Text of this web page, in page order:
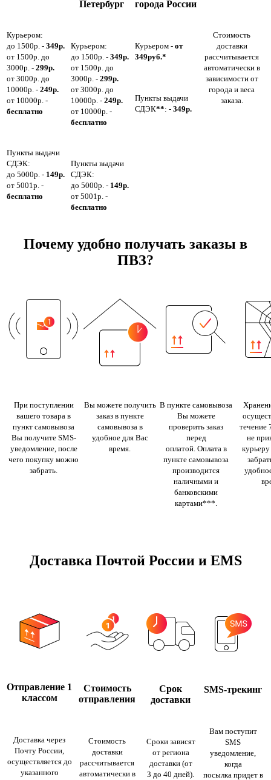
Курьером:
до 1500р. - 349р.
от 1500р. до
3000р. - 299р.
от 3000р. до
10000р. - 249р.
от 10000р. -
бесплатно
Пункты выдачи
СДЭК:
до 5000р. - 149р.
от 5001р. -
бесплатно
Петербург
Курьером:
до 1500р. - 349р.
от 1500р. до
3000р. - 299р.
от 3000р. до
10000р. - 249р.
от 10000р. -
бесплатно
Пункты выдачи
СДЭК:
до 5000р. - 149р.
от 5001р. -
бесплатно
города России
Курьером - от
349руб.*
Пункты выдачи
СДЭК**: - 349р.
Стоимость
доставки
рассчитывается
автоматически в
зависимости от
города и веса
заказа.
Почему удобно получать заказы в
ПВЗ?
При поступлении
вашего товара в
пункт самовывоза
Вы получите SMS-
уведомление, после
чего покупку можно
забрать.
Вы можете получить
заказ в пункте
самовывоза в
удобное для Вас
время.
В пункте самовывоза
Вы можете
проверить заказ
перед
оплатой. Оплата в
пункте самовывоза
производится
наличными и
банковскими
картами***.
течение
не
Доставка Почтой России и EMS
Отправление 1
классом
Доставка через
Почту России,
осуществляется до
указанного
Стоимость
отправления
Стоимость
доставки
рассчитывается
автоматически в
Срок
доставки
Сроки зависят
от региона
доставки (от
3 до 40 дней).
SMS-трекинг
Вам поступит
SMS
уведомление,
когда
посылка придет в